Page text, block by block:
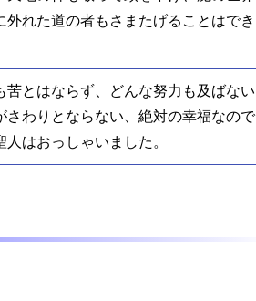
外れた道の者もさまたげることはでき
苦とはならず、どんな努力も及ばない
さわりとならない、絶対の幸福なので
人はおっしゃいました。